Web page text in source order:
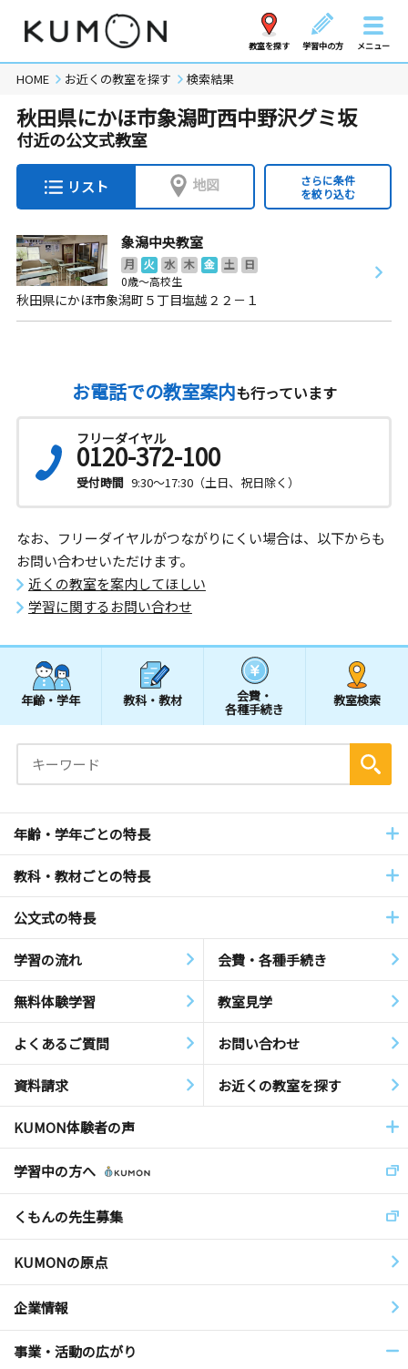
教室を探す 学習中の方 メニュー
HOME お近くの教室を探す 検索結果
秋田県にかほ市象潟町西中野沢グミ坂
付近の公文式教室
リスト 地図
さらに条件
を絞り込む
象潟中央教室
月 火 水 木 金 土
日
0歳～高校生
秋田県にかほ市象潟町５丁目塩越２２－１
お電話での教室案内も行っています
フリーダイヤル
0120-372-100
受付時間 9:30～17:30（土日、祝日除く）
なお、フリーダイヤルがつながりにくい場合は、以下からも
お問い合わせいただけます。
近くの教室を案内してほしい
学習に関するお問い合わせ
年齢・学年 教科・教材 会費・
各種手続き
教室検索
年齢・学年ごとの特長
教科・教材ごとの特長
公文式の特長
学習の流れ 会費・各種手続き
無料体験学習 教室見学
よくあるご質問 お問い合わせ
資料請求 お近くの教室を探す
KUMON体験者の声
学習中の方へ
くもんの先生募集
KUMONの原点
企業情報
事業・活動の広がり